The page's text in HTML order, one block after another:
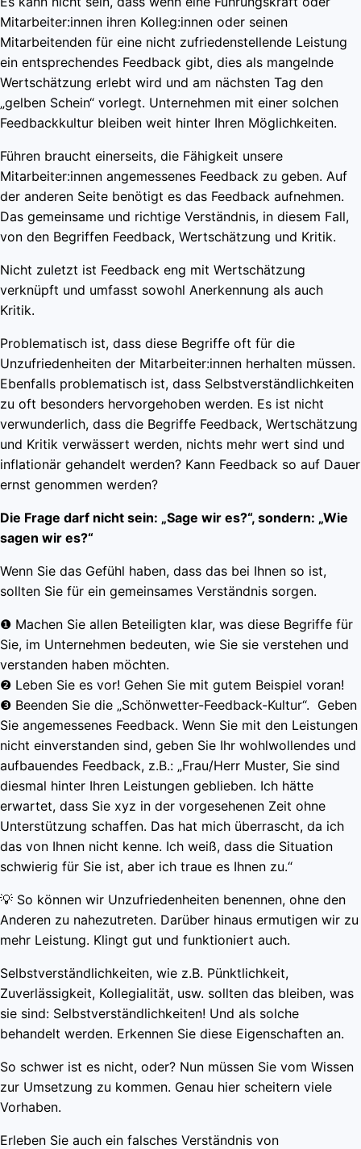
Mitarbeiter:innen ihren Kolleg:innen oder seinen
Mitarbeitenden für eine nicht zufriedenstellende Leistung
ein entsprechendes Feedback gibt, dies als mangelnde
Wertschätzung erlebt wird und am nächsten Tag den
„gelben Schein“ vorlegt. Unternehmen mit einer solchen
Feedbackkultur bleiben weit hinter Ihren Möglichkeiten.
Führen braucht einerseits, die Fähigkeit unsere
Mitarbeiter:innen angemessenes Feedback zu geben. Auf
der anderen Seite benötigt es das Feedback aufnehmen.
Das gemeinsame und richtige Verständnis, in diesem Fall,
von den Begriffen Feedback, Wertschätzung und Kritik.
Nicht zuletzt ist Feedback eng mit Wertschätzung
verknüpft und umfasst sowohl Anerkennung als auch
Kritik.
Problematisch ist, dass diese Begriffe oft für die
Unzufriedenheiten der Mitarbeiter:innen herhalten müssen.
Ebenfalls problematisch ist, dass Selbstverständlichkeiten
zu oft besonders hervorgehoben werden. Es ist nicht
verwunderlich, dass die Begriffe Feedback, Wertschätzung
und Kritik verwässert werden, nichts mehr wert sind und
inflationär gehandelt werden? Kann Feedback so auf Dauer
ernst genommen werden?
Die Frage darf nicht sein: „Sage wir es?“, sondern: „Wie
sagen wir es?“
Wenn Sie das Gefühl haben, dass das bei Ihnen so ist,
sollten Sie für ein gemeinsames Verständnis sorgen.
❶ Machen Sie allen Beteiligten klar, was diese Begriffe für
Sie, im Unternehmen bedeuten, wie Sie sie verstehen und
verstanden haben möchten.
❷ Leben Sie es vor! Gehen Sie mit gutem Beispiel voran!
❸ Beenden Sie die „Schönwetter-Feedback-Kultur“. Geben
Sie angemessenes Feedback. Wenn Sie mit den Leistungen
nicht einverstanden sind, geben Sie Ihr wohlwollendes und
aufbauendes Feedback, z.B.: „Frau/Herr Muster, Sie sind
diesmal hinter Ihren Leistungen geblieben. Ich hätte
erwartet, dass Sie xyz in der vorgesehenen Zeit ohne
Unterstützung schaffen. Das hat mich überrascht, da ich
das von Ihnen nicht kenne. Ich weiß, dass die Situation
schwierig für Sie ist, aber ich traue es Ihnen zu.“
💡 So können wir Unzufriedenheiten benennen, ohne den
Anderen zu nahezutreten. Darüber hinaus ermutigen wir zu
mehr Leistung. Klingt gut und funktioniert auch.
Selbstverständlichkeiten, wie z.B. Pünktlichkeit,
Zuverlässigkeit, Kollegialität, usw. sollten das bleiben, was
sie sind: Selbstverständlichkeiten! Und als solche
behandelt werden. Erkennen Sie diese Eigenschaften an.
So schwer ist es nicht, oder? Nun müssen Sie vom Wissen
zur Umsetzung zu kommen. Genau hier scheitern viele
Vorhaben.
Erleben Sie auch ein falsches Verständnis von